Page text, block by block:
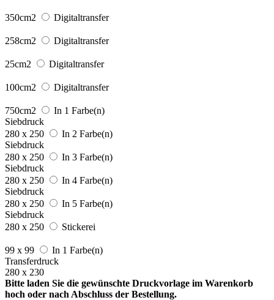
350cm2 Digitaltransfer
258cm2 Digitaltransfer
25cm2 Digitaltransfer
100cm2 Digitaltransfer
750cm2
In 1 Farbe(n)
Siebdruck
280 x 250
In 2 Farbe(n)
Siebdruck
280 x 250
In 3 Farbe(n)
Siebdruck
280 x 250
In 4 Farbe(n)
Siebdruck
280 x 250
In 5 Farbe(n)
Siebdruck
280 x 250
Stickerei
99 x 99
In 1 Farbe(n)
Transferdruck
280 x 230
Bitte laden Sie die gewünschte Druckvorlage im Warenkorb
hoch oder nach Abschluss der Bestellung.